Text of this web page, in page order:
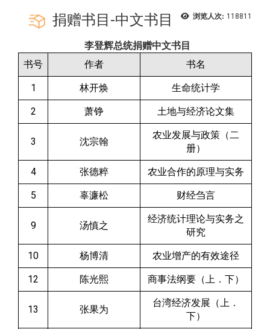
浏览人次: 118811
捐赠书目-中文书目
李登辉总统捐赠中文书目
书号
作者 书名
1 林开焕 生命统计学
2 萧铮 土地与经济论文集
3 沈宗翰
农业发展与政策（二
册）
4 张德粹 农业合作的原理与实务
5 辜濂松 财经刍言
9 汤慎之
经济统计理论与实务之
研究
10 杨博清 农业增产的有效途径
12 陈光熙 商事法纲要（上．下）
13 张果为
台湾经济发展（上．
下）